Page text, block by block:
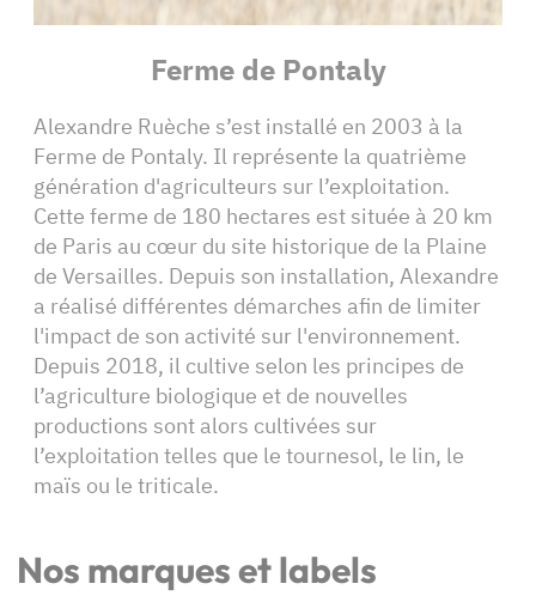
Ferme de Pontaly
Alexandre Ruèche s’est installé en 2003 à la
Ferme de Pontaly. Il représente la quatrième
génération d'agriculteurs sur l’exploitation.
Cette ferme de 180 hectares est située à 20 km
de Paris au cœur du site historique de la Plaine
de Versailles. Depuis son installation, Alexandre
a réalisé différentes démarches afin de limiter
l'impact de son activité sur l'environnement.
Depuis 2018, il cultive selon les principes de
l’agriculture biologique et de nouvelles
productions sont alors cultivées sur
l’exploitation telles que le tournesol, le lin, le
maïs ou le triticale.
Nos marques et labels